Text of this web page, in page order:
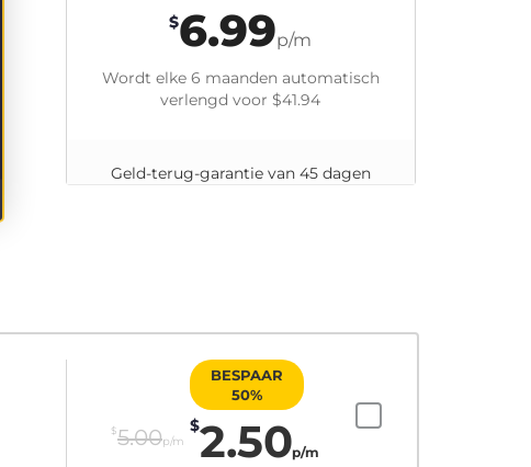
$6.99p/m
Wordt elke 6 maanden automatisch
verlengd voor $41.94
Geld-terug-garantie van 45 dagen
$5.00p/m
BESPAAR
50%
$2.50p/m